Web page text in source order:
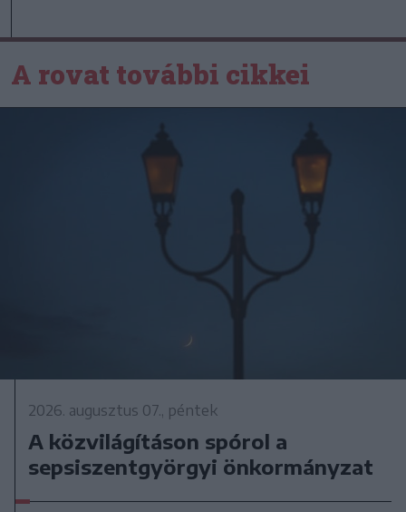
A rovat további cikkei
2026. augusztus 07., péntek
A közvilágításon spórol a
sepsiszentgyörgyi önkormányzat